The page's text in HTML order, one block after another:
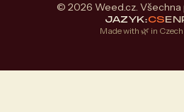
© 2026 Weed.cz. Všechna
JAZYK:CSEN
Made with 🌿 in